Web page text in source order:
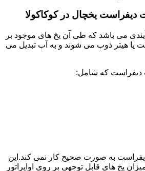
یخچال در کوکاکولا
می باشد که طی آن یخ های موجود بر
یا هیتر ذوب می شوند و به آب تبدیل می
دیفراست که شامل:
دیفراست به صورت صحیح کار نمی کند.این
یخ های قابل توجهی بر روی اواپراتور